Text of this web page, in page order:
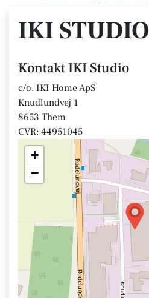
IKI STUDIO
Kontakt IKI Studio
c/o. IKI Home ApS
Knudlundvej 1
8653 Them
CVR: 44951045
+
−